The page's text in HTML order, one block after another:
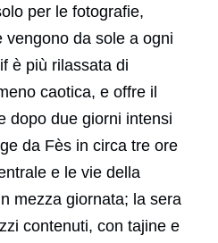
per le fotografie,
vengono da sole a ogni
è più rilassata di
caotica, e offre il
dopo due giorni intensi
da Fès in circa tre ore
e le vie della
mezza giornata; la sera
contenuti, con tajine e